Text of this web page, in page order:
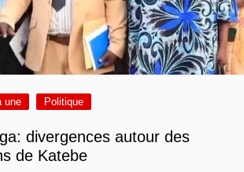
une Politique
divergences autour des
de Katebe